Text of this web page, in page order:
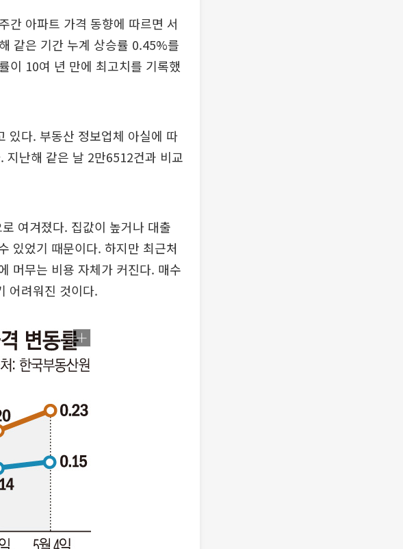
간 아파트 가격 동향에 따르면 서
같은 기간 누계 상승률 0.45%를
이 10여 년 만에 최고치를 기록했
있다. 부동산 정보업체 아실에 따
지난해 같은 날 2만6512건과 비교
여겨졌다. 집값이 높거나 대출
있었기 때문이다. 하지만 최근처
머무는 비용 자체가 커진다. 매수
어려워진 것이다.